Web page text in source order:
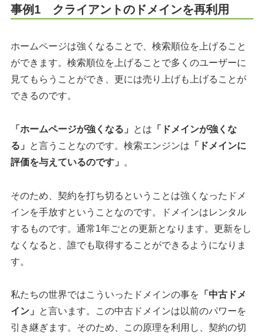
事例1 クライアントのドメインを再利用
ホームページは強くなることで、検索順位を上げること
ができます。検索順位を上げることで多くのユーザーに
見てもらうことができ、更には売り上げも上げることが
できるのです。
「ホームページが強くなる」 とは 「ドメインが強くな
る」
と言うことなのです。検索エンジンは 「ドメインに
評価を与えているのです」
。
そのため、契約を打ち切るということは強くなったドメ
インを手放すということなのです。ドメインはレンタル
するものです。通常1年ごとの更新となります。更新をし
なくなると、誰でも取得することができるようになりま
す。
私たちの世界ではこういったドメインの事を 「中古ドメ
イン」
と言います。この中古ドメインは以前のパワーを
引き継ぎます。そのため、この原理を利用し、契約の切